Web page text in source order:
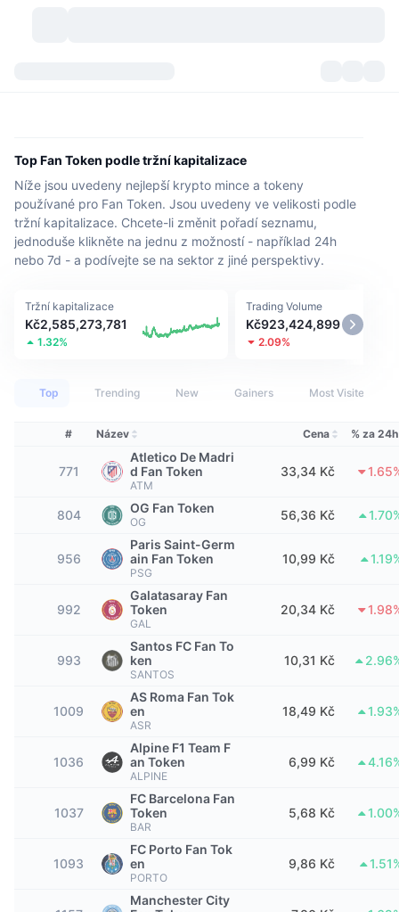
Kategorie
Historické snímky
Výnosy
Trendující
Nadcházející
Nedávno přidané
Vítězové a poražení
Nejnavštěvovanější
Sentiment komunity
Žebříček chainů
Predikční trhy
Trendující
Nové
Přehled trhu
Spotový trh
Bitcoin pokladny
Fear and Greed Index
Index sezóny altcoinů
Ukazatele tržního cyklu
Dominance Bitcoinu
Index CoinMarketCap 20
Index CoinMarketCap 100
Tooky ETF
Kryptoměnové ETF
Bitcoin ETF
Ethereum ETF
Signály New
Trendující
Rostoucí
Nejlepší obchodníci
Burzy
Centralizované burzy
Deriváty
Deriváty
Komunita
Témata
API
Dokumentace
CMC Centrum pro agenty
CMC MCP
x402
Produkty
Hlavní zprávy
Telegram bot
Inzerovat
Webové widgety
Zprávy
Top Fan Token podle tržní kapitalizace
Níže jsou uvedeny nejlepší krypto mince a tokeny
používané pro Fan Token. Jsou uvedeny ve velikosti podle
tržní kapitalizace. Chcete-li změnit pořadí seznamu,
jednoduše klikněte na jednu z možností - například 24h
nebo 7d - a podívejte se na sektor z jiné perspektivy.
Tržní kapitalizace
Kč2,585,273,781
1.32%
Trading Volume
Kč923,424,899
2.09%
Top Trending New Gainers Most Visited
# Název Cena % za 24h
771
Atletico De Madri
d Fan Token
ATM
33,34 Kč
804 OG Fan Token
OG 56,36 Kč
956
Paris Saint-Germ
ain Fan Token
PSG
10,99 Kč
992
Galatasaray Fan
Token
GAL
20,34 Kč
993
Santos FC Fan To
ken
SANTOS
10,31 Kč
1009
AS Roma Fan Tok
en
ASR
18,49 Kč
1036
Alpine F1 Team F
an Token
ALPINE
6,99 Kč
1037
FC Barcelona Fan
Token
BAR
5,68 Kč
1093
FC Porto Fan Tok
en
PORTO
9,86 Kč
Manchester City